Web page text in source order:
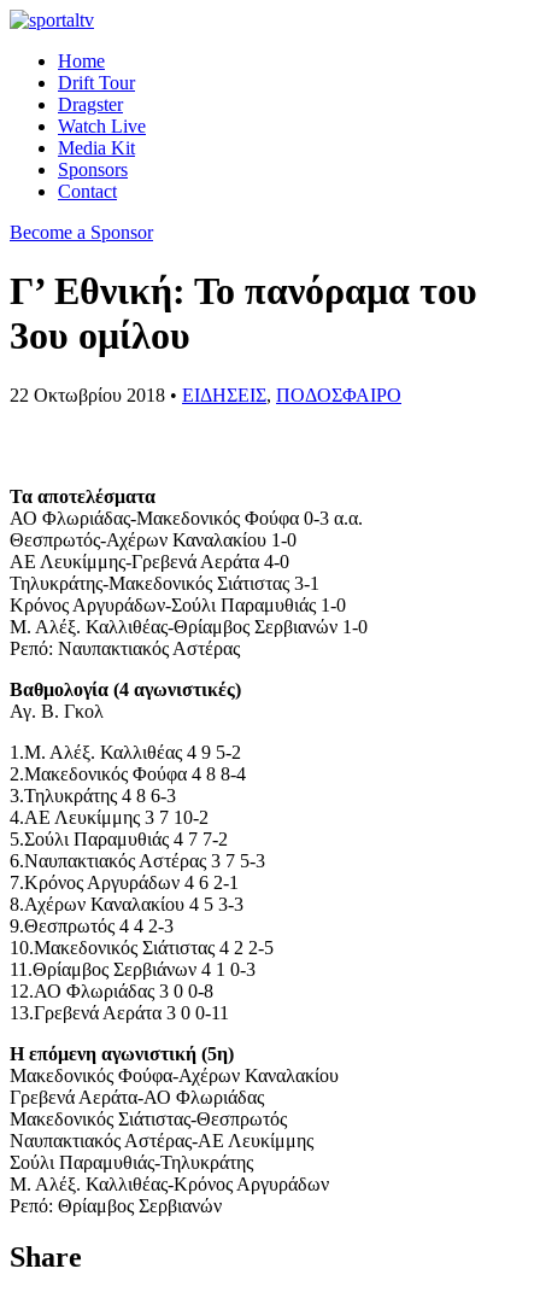
Home
Drift Tour
Dragster
Watch Live
Media Kit
Sponsors
Contact
Become a Sponsor
Γ’ Εθνική: Το πανόραμα του
3ου ομίλου
22 Οκτωβρίου 2018 • ΕΙΔΗΣΕΙΣ, ΠΟΔΟΣΦΑΙΡΟ
Τα αποτελέσματα
ΑΟ Φλωριάδας-Μακεδονικός Φούφα 0-3 α.α.
Θεσπρωτός-Αχέρων Καναλακίου 1-0
ΑΕ Λευκίμμης-Γρεβενά Αεράτα 4-0
Τηλυκράτης-Μακεδονικός Σιάτιστας 3-1
Κρόνος Αργυράδων-Σούλι Παραμυθιάς 1-0
Μ. Αλέξ. Καλλιθέας-Θρίαμβος Σερβιανών 1-0
Ρεπό: Ναυπακτιακός Αστέρας
Βαθμολογία (4 αγωνιστικές)
Αγ. Β. Γκολ
1.Μ. Αλέξ. Καλλιθέας 4 9 5-2
2.Μακεδονικός Φούφα 4 8 8-4
3.Τηλυκράτης 4 8 6-3
4.ΑΕ Λευκίμμης 3 7 10-2
5.Σούλι Παραμυθιάς 4 7 7-2
6.Ναυπακτιακός Αστέρας 3 7 5-3
7.Κρόνος Αργυράδων 4 6 2-1
8.Αχέρων Καναλακίου 4 5 3-3
9.Θεσπρωτός 4 4 2-3
10.Μακεδονικός Σιάτιστας 4 2 2-5
11.Θρίαμβος Σερβιάνων 4 1 0-3
12.ΑΟ Φλωριάδας 3 0 0-8
13.Γρεβενά Αεράτα 3 0 0-11
Η επόμενη αγωνιστική (5η)
Μακεδονικός Φούφα-Αχέρων Καναλακίου
Γρεβενά Αεράτα-ΑΟ Φλωριάδας
Μακεδονικός Σιάτιστας-Θεσπρωτός
Ναυπακτιακός Αστέρας-ΑΕ Λευκίμμης
Σούλι Παραμυθιάς-Τηλυκράτης
Μ. Αλέξ. Καλλιθέας-Κρόνος Αργυράδων
Ρεπό: Θρίαμβος Σερβιανών
Share